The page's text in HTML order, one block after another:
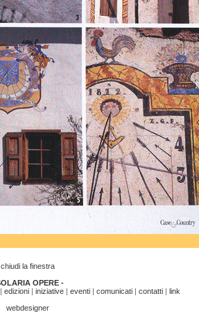
chiudi la finestra
OPERE -
edizioni | iniziative| eventi| comunicati| contatti| link
webdesigner